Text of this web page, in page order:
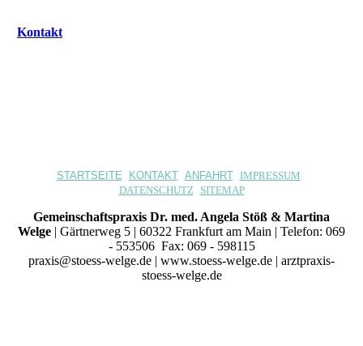
Kontakt
STARTSEITE KONTAKT ANFAHRT IMPRESSUM
DATENSCHUTZ
SITEMAP
Gemeinschaftspraxis Dr. med. Angela Stöß & Martina
Welge | Gärtnerweg 5 | 60322 Frankfurt am Main | Telefon: 069
- 553506 Fax: 069 - 598115
praxis@stoess-welge.de | www.stoess-welge.de | arztpraxis-
stoess-welge.de